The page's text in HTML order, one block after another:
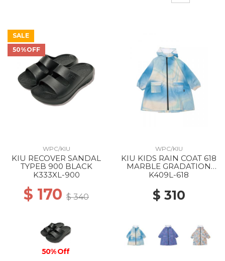
SALE
50%OFF
WPC/KIU
KIU RECOVER SANDAL
TYPEB 900 BLACK
K333XL-900
$ 170 $ 340
50% Off
WPC/KIU
KIU KIDS RAIN COAT 618
MARBLE GRADATION
BLUE
K409L-618
$ 310